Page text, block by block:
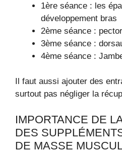
1ère séance : les
développement bras
2ème séance :
3ème séance :
4ème séance :
Il faut aussi ajouter des
surtout pas négliger la
IMPORTANCE DE
DES
DE MASSE